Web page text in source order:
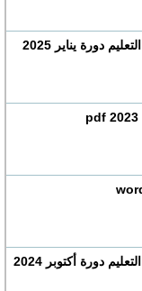
نماذج الإمتحان الكتابي مباراة التعليم دورة يناير 2025
نماذج الإمتحان الكتابي مباراة التعليم دورة أكتوبر 2024